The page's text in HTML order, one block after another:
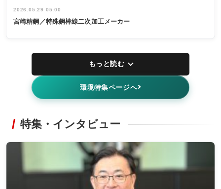
2026.05.29 05:00
宮崎精鋼／特殊鋼棒線二次加工メーカー
もっと読む
環境特集ページへ
特集・インタビュー